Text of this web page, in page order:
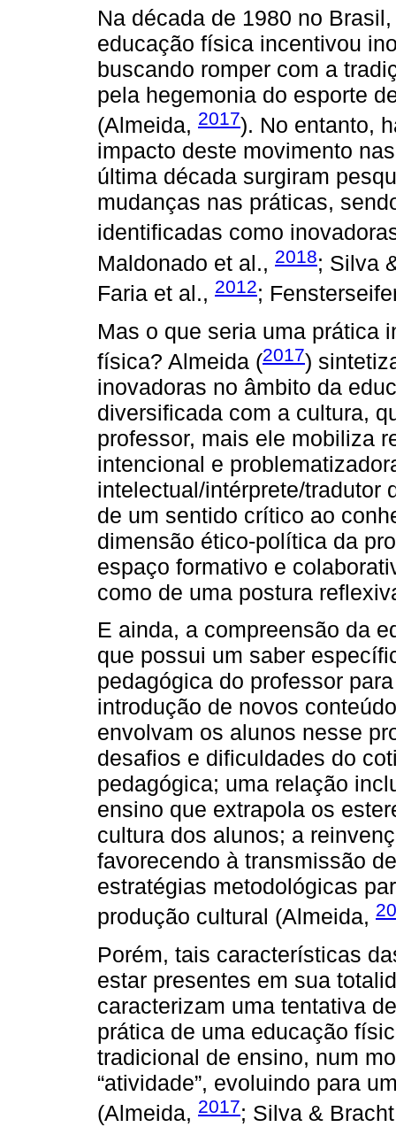
Na década de 1980 no
educação física incentivou
buscando romper com a
pela hegemonia do esporte
(Almeida, 2017). No entanto,
impacto deste movimento
última década surgiram
mudanças nas práticas,
identificadas como
Maldonado et al., 2018; Silva
Faria et al., 2012;
Mas o que seria uma prática
física? Almeida (2017)
inovadoras no âmbito da
diversificada com a cultura,
professor, mais ele mobiliza
intencional e
intelectual/intérprete/tradutor
de um sentido crítico ao
dimensão ético-política da
espaço formativo e
como de uma postura
E ainda, a compreensão da
que possui um saber
pedagógica do professor
introdução de novos
envolvam os alunos nesse
desafios e dificuldades do
pedagógica; uma relação
ensino que extrapola os
cultura dos alunos; a
favorecendo à transmissão
estratégias metodológicas
produção cultural (Almeida,
Porém, tais características
estar presentes em sua
caracterizam uma tentativa
prática de uma educação
tradicional de ensino, num
“atividade”, evoluindo para
(Almeida, 2017; Silva &